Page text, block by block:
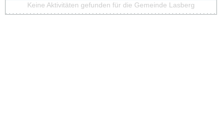
Keine Aktivitäten gefunden für die Gemeinde Lasberg